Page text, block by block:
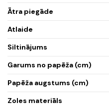
Ātra piegāde
Atlaide
Siltinājums
Garums no papēža (cm)
Papēža augstums (cm)
Zoles materiāls